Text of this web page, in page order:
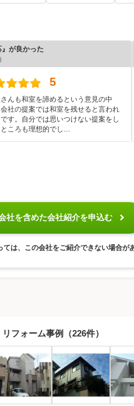
』が良かった
5
んも和室を諦めるという意見の中
社の提案では和室を残せると言われ
す。自分では思いつけない提案をし
ころも理想的でし…
社を含めた会社紹介を申込む
は、この会社をご紹介できない場合が
リフォーム事例 （226件）